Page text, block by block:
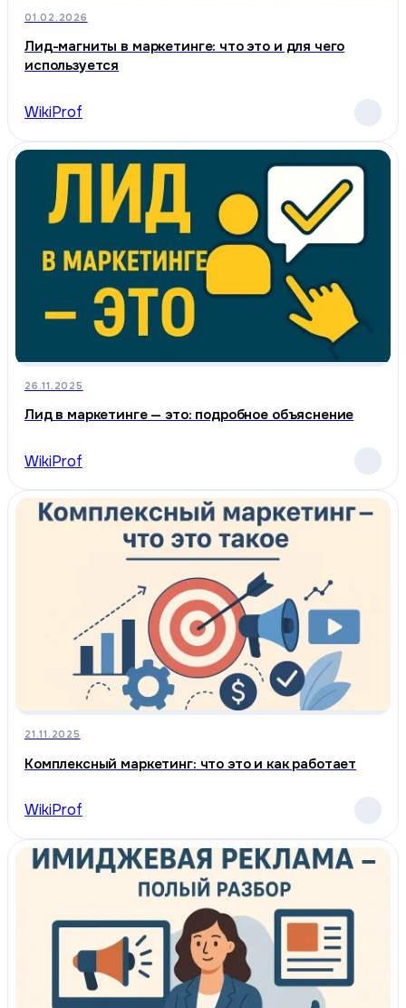
01.02.2026
Лид-магниты в маркетинге: что это и для чего
используется
WikiProf
26.11.2025
Лид в маркетинге — это: подробное объяснение
WikiProf
21.11.2025
Комплексный маркетинг: что это и как работает
WikiProf